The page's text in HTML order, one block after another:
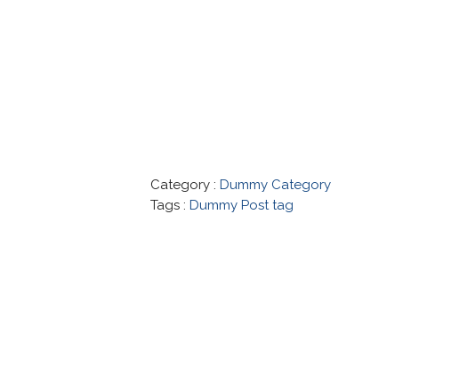
Category : Dummy Category
Tags : Dummy Post tag